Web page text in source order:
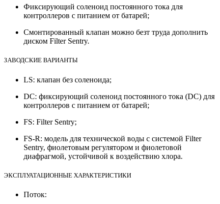
Фиксирующий соленоид постоянного тока для
контроллеров с питанием от батарей;
Смонтированный клапан можно безт труда дополнить
диском Filter Sentry.
ЗАВОДСКИЕ ВАРИАНТЫ
LS: клапан без соленоида;
DC: фиксирующий соленоид постоянного тока (DC) для
контроллеров с питанием от батарей;
FS: Filter Sentry;
FS-R: модель для технической воды с системой Filter
Sentry, фиолетовым регулятором и фиолетовой
диафрагмой, устойчивой к воздействию хлора.
ЭКСПЛУАТАЦИОННЫЕ ХАРАКТЕРИСТИКИ
Поток: